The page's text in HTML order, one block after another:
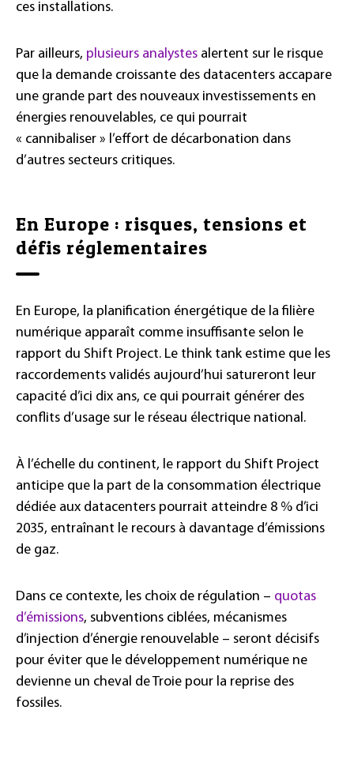
ces installations.
Par ailleurs, plusieurs analystes alertent sur le risque
que la demande croissante des datacenters accapare
une grande part des nouveaux investissements en
énergies renouvelables, ce qui pourrait
« cannibaliser » l’effort de décarbonation dans
d’autres secteurs critiques.
En Europe : risques, tensions et
défis réglementaires
En Europe, la planification énergétique de la filière
numérique apparaît comme insuffisante selon le
rapport du Shift Project. Le think tank estime que les
raccordements validés aujourd’hui satureront leur
capacité d’ici dix ans, ce qui pourrait générer des
conflits d’usage sur le réseau électrique national.
À l’échelle du continent, le rapport du Shift Project
anticipe que la part de la consommation électrique
dédiée aux datacenters pourrait atteindre 8 % d’ici
2035, entraînant le recours à davantage d’émissions
de gaz.
Dans ce contexte, les choix de régulation – quotas
d’émissions, subventions ciblées, mécanismes
d’injection d’énergie renouvelable – seront décisifs
pour éviter que le développement numérique ne
devienne un cheval de Troie pour la reprise des
fossiles.